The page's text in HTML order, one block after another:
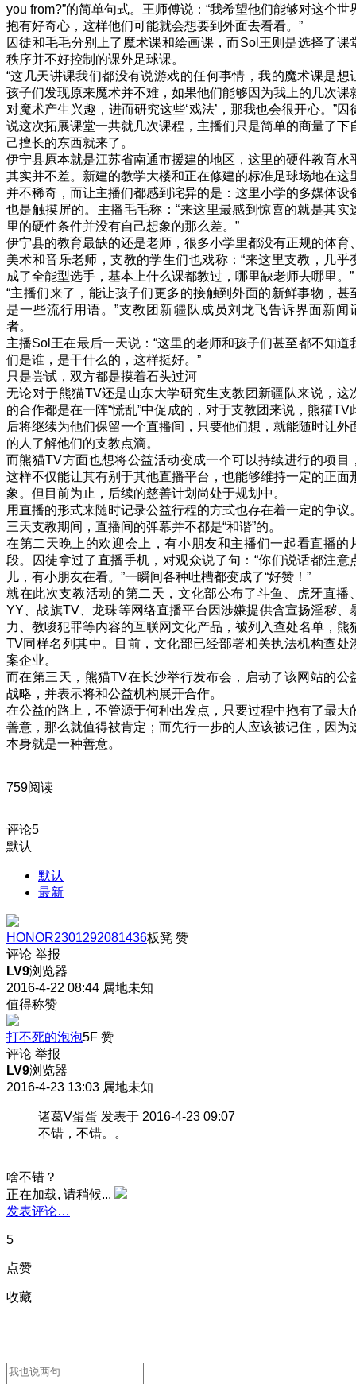
you from?”的简单句式。王师傅说：“我希望他们能够对这个世
抱有好奇心，这样他们可能就会想要到外面去看看。”
囚徒和毛毛分别上了魔术课和绘画课，而Sol王则是选择了课
秩序并不好控制的课外足球课。
“这几天讲课我们都没有说游戏的任何事情，我的魔术课是想
孩子们发现原来魔术并不难，如果他们能够因为我上的几次课
对魔术产生兴趣，进而研究这些‘戏法’，那我也会很开心。”囚
说这次拓展课堂一共就几次课程，主播们只是简单的商量了下
己擅长的东西就来了。
伊宁县原本就是江苏省南通市援建的地区，这里的硬件教育水
其实并不差。新建的教学大楼和正在修建的标准足球场地在这
并不稀奇，而让主播们都感到诧异的是：这里小学的多媒体设
也是触摸屏的。主播毛毛称：“来这里最感到惊喜的就是其实
里的硬件条件并没有自己想象的那么差。”
伊宁县的教育最缺的还是老师，很多小学里都没有正规的体育
美术和音乐老师，支教的学生们也戏称：“来这里支教，几乎
成了全能型选手，基本上什么课都教过，哪里缺老师去哪里。”
“主播们来了，能让孩子们更多的接触到外面的新鲜事物，甚
是一些流行用语。”支教团新疆队成员刘龙飞告诉界面新闻
者。
主播Sol王在最后一天说：“这里的老师和孩子们甚至都不知道
们是谁，是干什么的，这样挺好。”
只是尝试，双方都是摸着石头过河
无论对于熊猫TV还是山东大学研究生支教团新疆队来说，这
的合作都是在一阵“慌乱”中促成的，对于支教团来说，熊猫TV
后将继续为他们保留一个直播间，只要他们想，就能随时让外
的人了解他们的支教点滴。
而熊猫TV方面也想将公益活动变成一个可以持续进行的项目
这样不仅能让其有别于其他直播平台，也能够维持一定的正面
象。但目前为止，后续的慈善计划尚处于规划中。
用直播的形式来随时记录公益行程的方式也存在着一定的争议
三天支教期间，直播间的弹幕并不都是“和谐”的。
在第二天晚上的欢迎会上，有小朋友和主播们一起看直播的
段。囚徒拿过了直播手机，对观众说了句：“你们说话都注意
儿，有小朋友在看。”一瞬间各种吐槽都变成了“好赞！”
就在此次支教活动的第二天，文化部公布了斗鱼、虎牙直播
YY、战旗TV、龙珠等网络直播平台因涉嫌提供含宣扬淫秽、
力、教唆犯罪等内容的互联网文化产品，被列入查处名单，熊
TV同样名列其中。目前，文化部已经部署相关执法机构查处
案企业。
而在第三天，熊猫TV在长沙举行发布会，启动了该网站的公
战略，并表示将和公益机构展开合作。
在公益的路上，不管源于何种出发点，只要过程中抱有了最大
善意，那么就值得被肯定；而先行一步的人应该被记住，因为
本身就是一种善意。
759阅读
评论5
默认
默认
最新
HONOR2301292081436板凳 赞
评论 举报
LV9浏览器
2016-4-22 08:44 属地未知
值得称赞
打不死的泡泡5F 赞
评论 举报
LV9浏览器
2016-4-23 13:03 属地未知
诸葛V蛋蛋 发表于 2016-4-23 09:07
不错，不错。。
啥不错？
正在加载, 请稍候...
发表评论…
5
点赞
收藏